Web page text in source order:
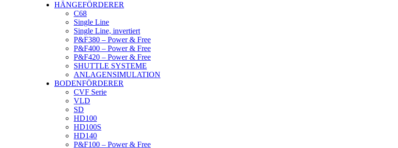
HÄNGEFÖRDERER
C68
Single Line
Single Line, invertiert
P&F380 – Power & Free
P&F400 – Power & Free
P&F420 – Power & Free
SHUTTLE SYSTEME
ANLAGENSIMULATION
BODENFÖRDERER
CVF Serie
VLD
SD
HD100
HD100S
HD140
P&F100 – Power & Free